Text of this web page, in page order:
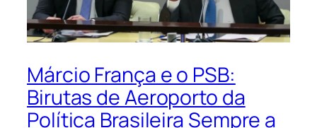
Márcio França e o PSB:
Birutas de Aeroporto da
Política Brasileira Sempre a